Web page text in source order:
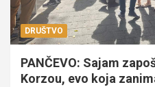
DRUŠTVO
PANČEVO: Sajam
Korzou, evo koja